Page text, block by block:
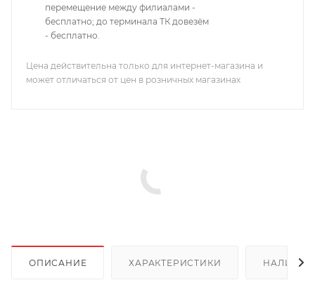
перемещение между филиалами -
бесплатно; до терминала ТК довезём
- бесплатно.
Цена действительна только для интернет-магазина и
может отличаться от цен в розничных магазинах
ОПИСАНИЕ ХАРАКТЕРИСТИКИ НАЛИЧИЕ